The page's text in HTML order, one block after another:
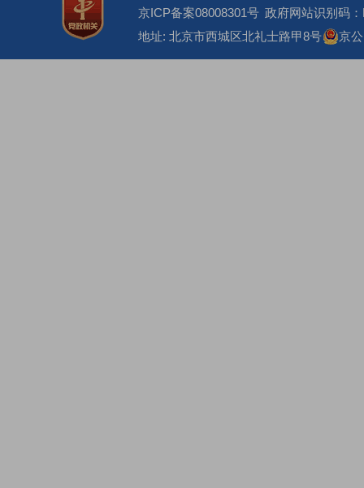
京ICP备案08008301号 政府网站识别码
地址: 北京市西城区北礼士路甲8号
京